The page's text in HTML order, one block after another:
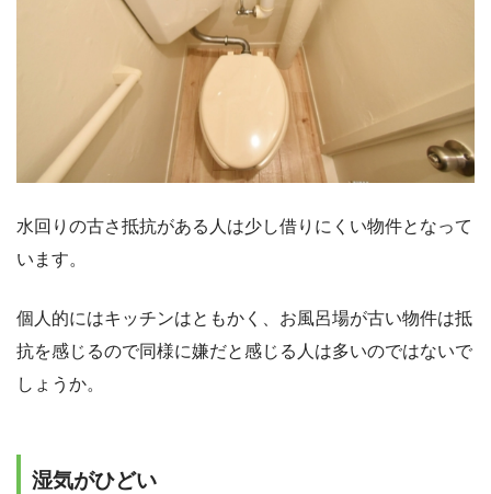
水回りの古さ抵抗がある人は少し借りにくい物件となって
います。
個人的にはキッチンはともかく、お風呂場が古い物件は抵
抗を感じるので同様に嫌だと感じる人は多いのではないで
しょうか。
湿気がひどい